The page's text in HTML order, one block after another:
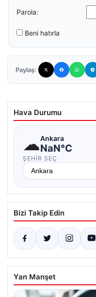
Parola:
Beni hatırla
Paylaş:
Hava Durumu
☁Ankara
NaN°C
ŞEHIR SEÇ
Bizi Takip Edin
Yan Manşet